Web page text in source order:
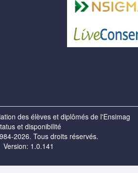
des élèves et diplômés de l'Ensimag
et disponibilité
2026. Tous droits réservés.
Version: 1.0.141